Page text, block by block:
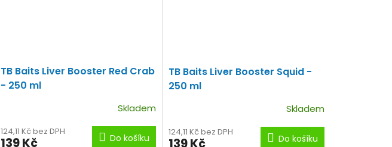
TB Baits Liver Booster Red Crab
- 250 ml
Skladem
124,11 Kč bez DPH
139 Kč Do košíku
TB Baits Liver Booster Squid -
250 ml
Skladem
124,11 Kč bez DPH
139 Kč Do košíku